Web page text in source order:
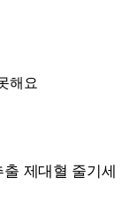
해요
출 제대혈 줄기세